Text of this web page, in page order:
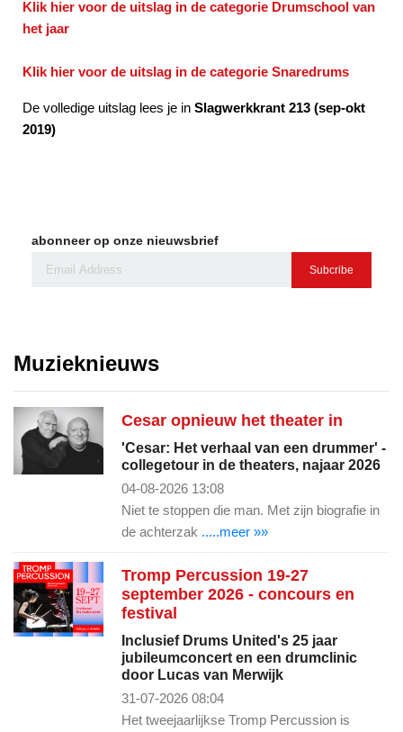
Klik hier voor de uitslag in de categorie Drumschool van
het jaar
Klik hier voor de uitslag in de categorie Snaredrums
De volledige uitslag lees je in Slagwerkkrant 213 (sep-okt
2019)
abonneer op onze nieuwsbrief
Subcribe
Muzieknieuws
Cesar opnieuw het theater in
'Cesar: Het verhaal van een drummer' -
collegetour in de theaters, najaar 2026
04-08-2026 13:08
Niet te stoppen die man. Met zijn biografie in
de achterzak .....meer »»
Tromp Percussion 19-27
september 2026 - concours en
festival
Inclusief Drums United's 25 jaar
jubileumconcert en een drumclinic
door Lucas van Merwijk
31-07-2026 08:04
Het tweejaarlijkse Tromp Percussion is